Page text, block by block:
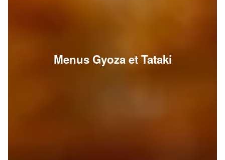
Menus Gyoza et Tataki